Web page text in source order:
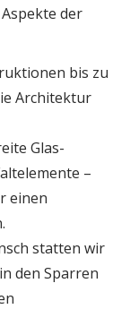
der
bis zu
Architektur
Glas-
–
einen
statten wir
den Sparren